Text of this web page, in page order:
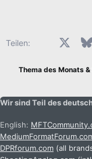
Teilen: Facebook
X
Thema des Monats
Wir sind Teil des
English:
DPRforum.com (all